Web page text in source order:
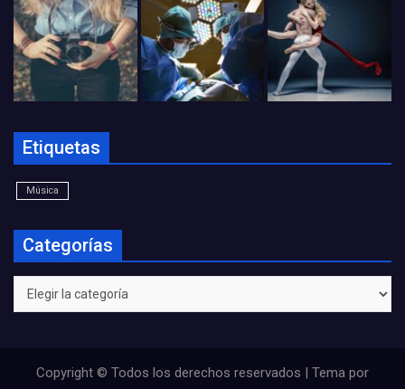
Etiquetas
Música
Categorías
Categorías
Copyright © Todos los derechos reservados | Tema por